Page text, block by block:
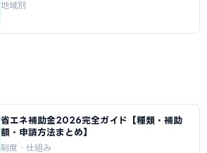
地域別
省エネ補助金2026完全ガイド【種類・補助
額・申請方法まとめ】
制度・仕組み